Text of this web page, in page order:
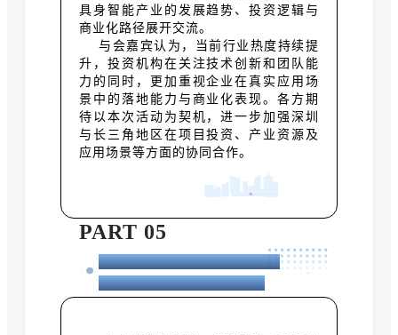
具身智能产业的发展趋势、投资逻辑与
商业化路径展开交流。
与会嘉宾认为，当前行业热度持续提
升，投资机构在关注技术创新和团队能
力的同时，更加重视企业在真实应用场
景中的落地能力与商业化表现。各方期
待以本次活动为契机，进一步加强深圳
与长三角地区在项目投资、产业资源及
应用场景等方面的协同合作。
PART 05
多家机器人企业集中路演，
展示多元化创新应用成果